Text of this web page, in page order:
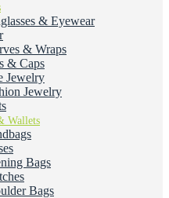
& Eyewear
& Wraps
& Caps
Jewelry
Jewelry
Wallets
Bags
Bags